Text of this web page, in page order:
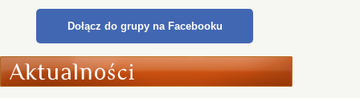
Dołącz do grupy na Facebooku